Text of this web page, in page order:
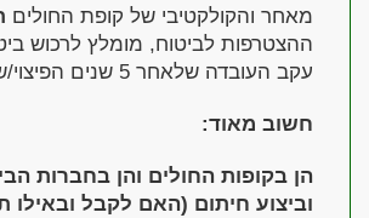
מאחר והקולקטיבי של קופת החולים
ההצטרפות לביטוח, מומלץ לרכוש
עקב העובדה שלאחר 5 שנים הפיצוי/שיפוי מקופת החולים יגמר.
חשוב מאוד:
הן בקופות החולים והן בחברות
וביצוע חיתום (האם לקבל